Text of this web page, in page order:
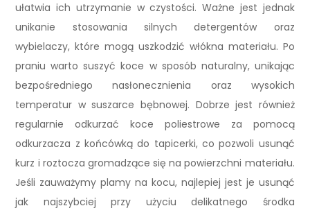
ułatwia ich utrzymanie w czystości. Ważne jest jednak
unikanie stosowania silnych detergentów oraz
wybielaczy, które mogą uszkodzić włókna materiału. Po
praniu warto suszyć koce w sposób naturalny, unikając
bezpośredniego nasłonecznienia oraz wysokich
temperatur w suszarce bębnowej. Dobrze jest również
regularnie odkurzać koce poliestrowe za pomocą
odkurzacza z końcówką do tapicerki, co pozwoli usunąć
kurz i roztocza gromadzące się na powierzchni materiału.
Jeśli zauważymy plamy na kocu, najlepiej jest je usunąć
jak najszybciej przy użyciu delikatnego środka